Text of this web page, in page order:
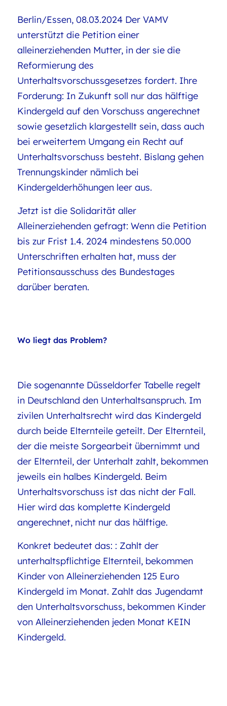
Berlin/Essen, 08.03.2024 Der VAMV
unterstützt die Petition einer
alleinerziehenden Mutter, in der sie die
Reformierung des
Unterhaltsvorschussgesetzes fordert. Ihre
Forderung: In Zukunft soll nur das hälftige
Kindergeld auf den Vorschuss angerechnet
sowie gesetzlich klargestellt sein, dass auch
bei erweitertem Umgang ein Recht auf
Unterhaltsvorschuss besteht. Bislang gehen
Trennungskinder nämlich bei
Kindergelderhöhungen leer aus.
Jetzt ist die Solidarität aller
Alleinerziehenden gefragt: Wenn die Petition
bis zur Frist 1.4. 2024 mindestens 50.000
Unterschriften erhalten hat, muss der
Petitionsausschuss des Bundestages
darüber beraten.
Wo liegt das Problem?
Die sogenannte Düsseldorfer Tabelle regelt
in Deutschland den Unterhaltsanspruch. Im
zivilen Unterhaltsrecht wird das Kindergeld
durch beide Elternteile geteilt. Der Elternteil,
der die meiste Sorgearbeit übernimmt und
der Elternteil, der Unterhalt zahlt, bekommen
jeweils ein halbes Kindergeld. Beim
Unterhaltsvorschuss ist das nicht der Fall.
Hier wird das komplette Kindergeld
angerechnet, nicht nur das hälftige.
Konkret bedeutet das: : Zahlt der
unterhaltspflichtige Elternteil, bekommen
Kinder von Alleinerziehenden 125 Euro
Kindergeld im Monat. Zahlt das Jugendamt
den Unterhaltsvorschuss, bekommen Kinder
von Alleinerziehenden jeden Monat KEIN
Kindergeld.